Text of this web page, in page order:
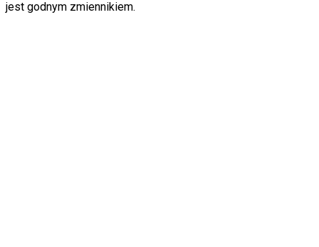
jest godnym zmiennikiem.